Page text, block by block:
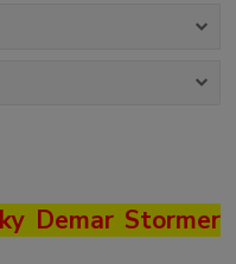
Demar Stormer